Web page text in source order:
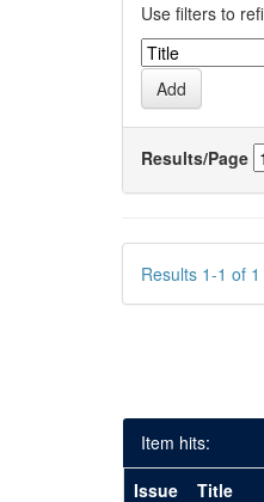
Use filters to
Results/Page
Results 1-1 of
Item hits:
Issue
Title